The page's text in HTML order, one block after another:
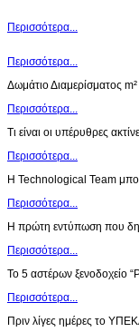
Περισσότερα...
Περισσότερα...
Δωμάτιο Διαμερίσματος
Περισσότερα...
Τι είναι οι υπέρυθρες
Περισσότερα...
Η Technological Team
Περισσότερα...
Η πρώτη εντύπωση που
Περισσότερα...
Το 5 αστέρων ξενοδοχείο
Περισσότερα...
Πριν λίγες ημέρες το